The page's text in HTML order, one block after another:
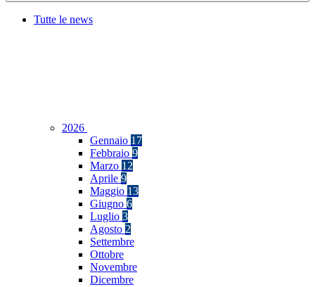
Tutte le news
2026
Gennaio 17
Febbraio 9
Marzo 12
Aprile 9
Maggio 13
Giugno 6
Luglio 3
Agosto 2
Settembre
Ottobre
Novembre
Dicembre